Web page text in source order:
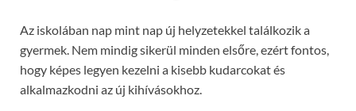
Az iskolában nap mint nap új helyzetekkel találkozik a
gyermek. Nem mindig sikerül minden elsőre, ezért fontos,
hogy képes legyen kezelni a kisebb kudarcokat és
alkalmazkodni az új kihívásokhoz.